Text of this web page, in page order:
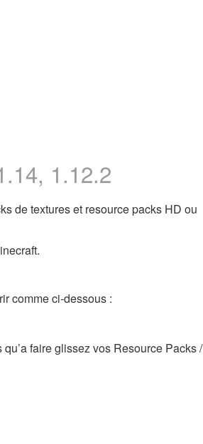
1.12.2
de textures et resource packs HD ou
comme ci-dessous :
faire glissez vos Resource Packs /